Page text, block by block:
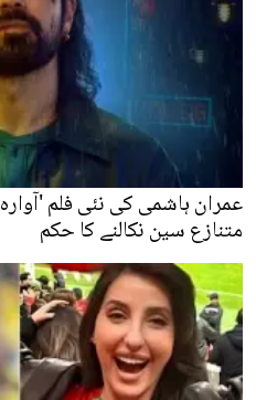
متنازع سین نکالنے کا حکم